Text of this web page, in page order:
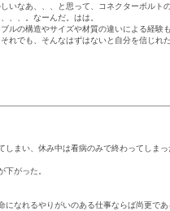
いなあ、、、と思って、コネクターボルト
、、。なーんだ。はは。
ルの構造やサイズや材質の違いによる経験
れでも、そんなはずはないと自分を信じれ
まい、休み中は看病のみで終わってしま
がった。
なれるやりがいのある仕事ならば尚更であ